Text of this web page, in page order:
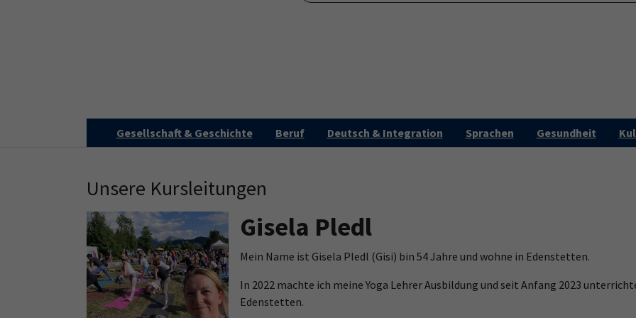
Gesellschaft & Geschichte Beruf Deutsch & Integration Sprachen Gesundheit
Unsere Kursleitungen
Gisela Pledl
Mein Name ist Gisela Pledl (Gisi) bin 54 Jahre und wohne in Edenstetten.
In 2022 machte ich meine Yoga Lehrer Ausbildung und seit Anfang 2023
Edenstetten.